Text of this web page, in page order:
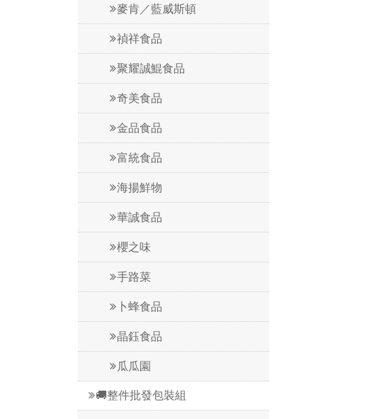
麥肯／藍威斯頓
禎祥食品
聚耀誠鯤食品
奇美食品
金品食品
富統食品
海揚鮮物
華誠食品
櫻之味
手路菜
卜蜂食品
晶鈺食品
瓜瓜園
🚚整件批發包裝組